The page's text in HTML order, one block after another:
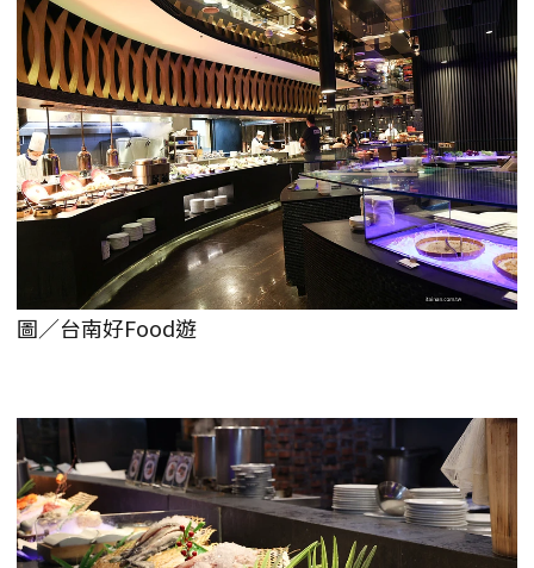
圖／台南好Food遊